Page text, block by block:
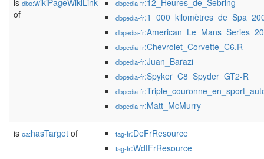
is dbo:wikiPageWikiLink
of
dbpedia-fr:12_Heures_de_Sebring
dbpedia-fr
dbpedia-fr
dbpedia-fr:Chevrolet_Corvette_C6.R
dbpedia-fr:Juan_Barazi
dbpedia-fr:Spyker_C8_Spyder_GT2-R
dbpedia-fr
dbpedia-fr:Matt_McMurry
is oa:hasTarget of tag-fr:DeFrResource
tag-fr:WdtFrResource